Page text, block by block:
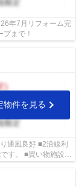
年7月リフォーム完
まで！
物件を見る
通風良好 ■2沿線利
す。 ■買い物施設も